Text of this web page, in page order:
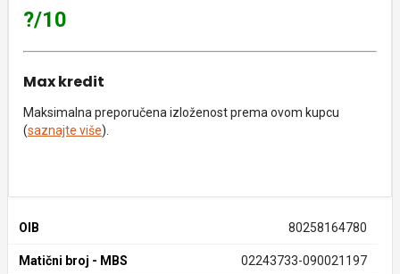
?/10
Max kredit
Maksimalna preporučena izloženost prema ovom kupcu
(saznajte više).
OIB 80258164780
Matični broj - MBS 02243733-090021197